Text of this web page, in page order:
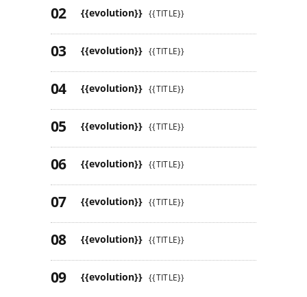
{{evolution}} {{TITLE}}
{{evolution}} {{TITLE}}
{{evolution}} {{TITLE}}
{{evolution}} {{TITLE}}
{{evolution}} {{TITLE}}
{{evolution}} {{TITLE}}
{{evolution}} {{TITLE}}
{{evolution}} {{TITLE}}